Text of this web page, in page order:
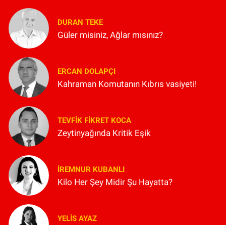
DURAN TEKE
Güler misiniz, Ağlar mısınız?
ERCAN DOLAPÇI
Kahraman Komutanın Kıbrıs vasiyeti!
TEVFIK FIKRET KOCA
Zeytinyağında Kritik Eşik
İREMNUR KUBANLI
Kilo Her Şey Midir Şu Hayatta?
YELIS AYAZ